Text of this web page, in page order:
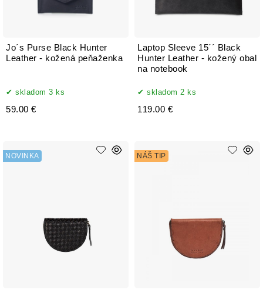
Jo´s Purse Black Hunter
Leather - kožená peňaženka
skladom 3 ks
59.00 €
Laptop Sleeve 15´´ Black
Hunter Leather - kožený obal
na notebook
skladom 2 ks
119.00 €
NOVINKA NÁŠ TIP